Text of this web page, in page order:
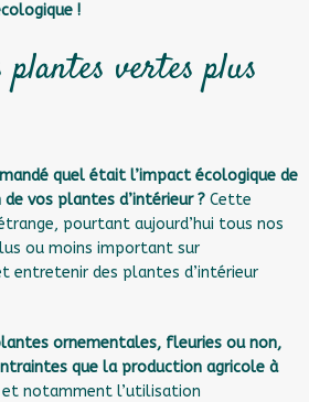
!
vertes plus
quel était l’impact écologique de
vos plantes d’intérieur ? Cette
pourtant aujourd’hui tous nos
ou moins important sur
entretenir des plantes d’intérieur
ornementales, fleuries ou non,
que la production agricole à
et notamment l’utilisation